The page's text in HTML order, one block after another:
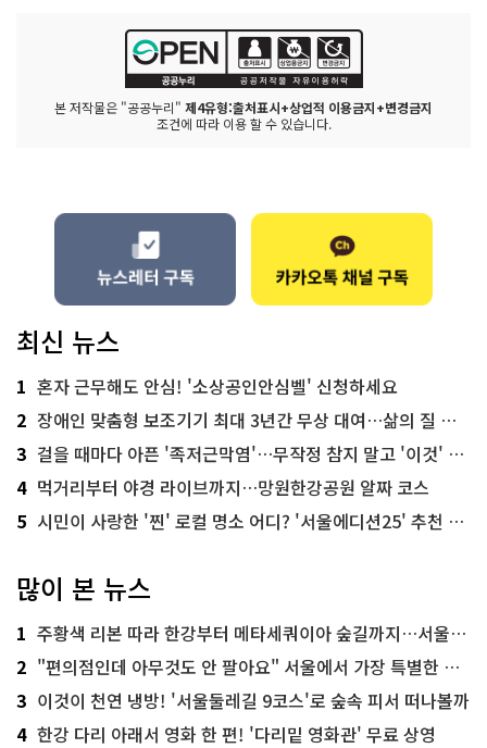
본 저작물은 "공공누리" 제4유형:출처표시+상업적 이용금지+변경금지
조건에 따라 이용 할 수 있습니다.
최신 뉴스
1 혼자 근무해도 안심! '소상공인안심벨' 신청하세요
2 장애인 맞춤형 보조기기 최대 3년간 무상 대여…삶의 질 높인다
3 걸을 때마다 아픈 '족저근막염'…무작정 참지 말고 '이것' 해보세요!
4 먹거리부터 야경 라이브까지…망원한강공원 알짜 코스
5 시민이 사랑한 '찐' 로컬 명소 어디? '서울에디션25' 추천 코스
많이 본 뉴스
1 주황색 리본 따라 한강부터 메타세쿼이아 숲길까지…서울둘레길 15코스
2 "편의점인데 아무것도 안 팔아요" 서울에서 가장 특별한 편의점의 정체
3 이것이 천연 냉방! '서울둘레길 9코스'로 숲속 피서 떠나볼까
4 한강 다리 아래서 영화 한 편! '다리밑 영화관' 무료 상영